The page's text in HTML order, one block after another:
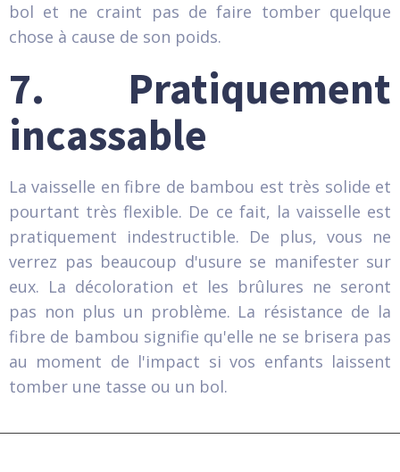
bol et ne craint pas de faire tomber quelque
chose à cause de son poids.
7. Pratiquement
incassable
La vaisselle en fibre de bambou est très solide et
pourtant très flexible. De ce fait, la vaisselle est
pratiquement indestructible. De plus, vous ne
verrez pas beaucoup d'usure se manifester sur
eux. La décoloration et les brûlures ne seront
pas non plus un problème. La résistance de la
fibre de bambou signifie qu'elle ne se brisera pas
au moment de l'impact si vos enfants laissent
tomber une tasse ou un bol.